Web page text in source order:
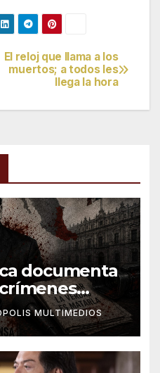
El reloj que llama a los
muertos; a todos les
llega la hora
documenta
en
MULTIMEDIOS